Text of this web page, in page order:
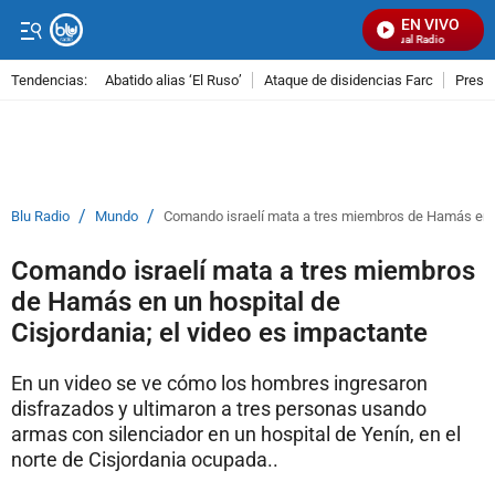
EN VIVO
Señal Visual Radio
Tendencias: Abatido alias ‘El Ruso’ Ataque de disidencias Farc
Blu Radio / Mundo / Comando israelí mata a tres miembros de Hamás
Comando israelí mata a tres miembros
de Hamás en un hospital de
Cisjordania; el video es impactante
En un video se ve cómo los hombres ingresaron
disfrazados y ultimaron a tres personas usando
armas con silenciador en un hospital de Yenín, en el
norte de Cisjordania ocupada..